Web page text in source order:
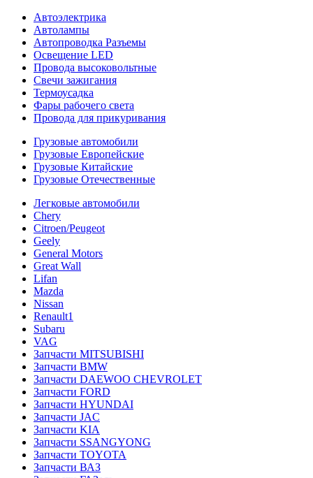
Автоэлектрика
Автолампы
Автопроводка Разъемы
Освещение LED
Провода высоковольтные
Свечи зажигания
Термоусадка
Фары рабочего света
Провода для прикуривания
Грузовые автомобили
Грузовые Европейские
Грузовые Китайские
Грузовые Отечественные
Легковые автомобили
Chery
Citroen/Peugeot
Geely
General Motors
Great Wall
Lifan
Mazda
Nissan
Renault1
Subaru
VAG
Запчасти MITSUBISHI
Запчасти BMW
Запчасти DAEWOO CHEVROLET
Запчасти FORD
Запчасти HYUNDAI
Запчасти JAC
Запчасти KIA
Запчасти SSANGYONG
Запчасти TOYOTA
Запчасти ВАЗ